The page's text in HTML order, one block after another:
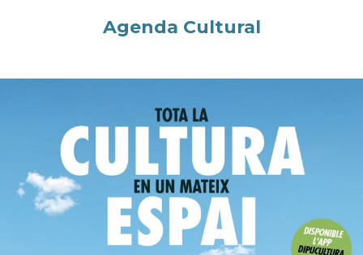
Agenda Cultural